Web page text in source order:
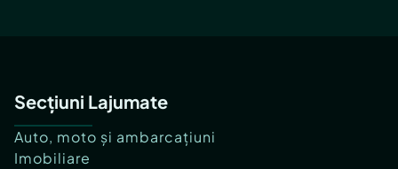
Secțiuni Lajumate
Auto, moto și ambarcațiuni
Imobiliare